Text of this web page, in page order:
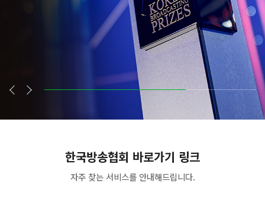
한국방송협회 바로가기 링크
자주 찾는 서비스를안내해드립니다.